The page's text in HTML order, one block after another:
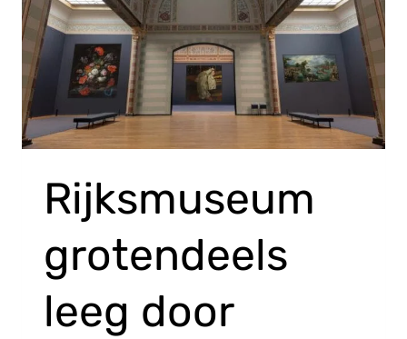
Rijksmuseum
grotendeels
leeg door